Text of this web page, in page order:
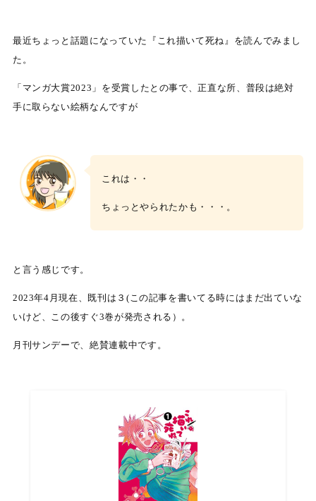
最近ちょっと話題になっていた『これ描いて死ね』を読んでみまし
た。
「マンガ大賞2023」を受賞したとの事で、正直な所、普段は絶対
手に取らない絵柄なんですが
これは・・
ちょっとやられたかも・・・。
と言う感じです。
2023年4月現在、既刊は３(この記事を書いてる時にはまだ出ていな
いけど、この後すぐ3巻が発売される）。
月刊サンデーで、絶賛連載中です。